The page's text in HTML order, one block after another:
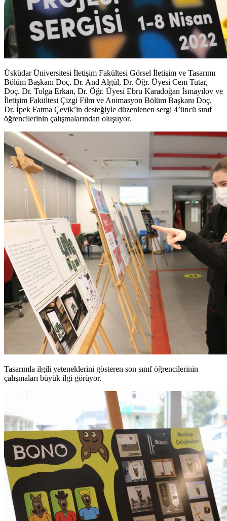
Üsküdar Üniversitesi İletişim Fakültesi Görsel İletişim ve Tasarımı
Bölüm Başkanı Doç. Dr. And Algül, Dr. Öğr. Üyesi Cem Tutar,
Doç. Dr. Tolga Erkan, Dr. Öğr. Üyesi Ebru Karadoğan İsmayılov ve
İletişim Fakültesi Çizgi Film ve Animasyon Bölüm Başkanı Doç.
Dr. İpek Fatma Çevik’in desteğiyle düzenlenen sergi 4’üncü sınıf
öğrencilerinin çalışmalarından oluşuyor.
Tasarımla ilgili yeteneklerini gösteren son sınıf öğrencilerinin
çalışmaları büyük ilgi görüyor.